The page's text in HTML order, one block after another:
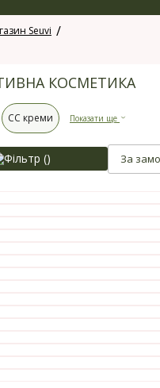
Seuvi
КОСМЕТИКА
СС креми Показати ще
Фільтр () За